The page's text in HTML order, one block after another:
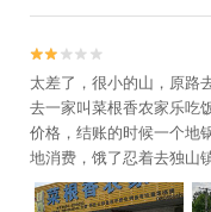


太差了，很小的山，原路
去一家叫菜根香农家乐吃
价格，结账的时候一个地
地消费，饿了忍着去独山